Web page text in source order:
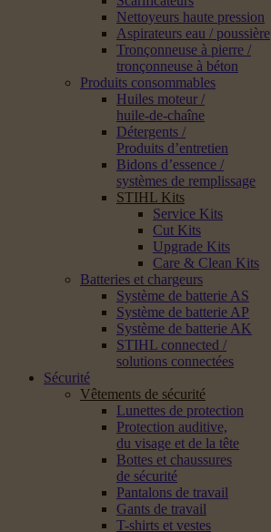
Nettoyeurs haute pression
Aspirateurs eau / poussière
Tronçonneuse à pierre /
tronçonneuse à béton
Produits consommables
Huiles moteur /
huile-de-chaîne
Détergents /
Produits d’entretien
Bidons d’essence /
systèmes de remplissage
STIHL Kits
Service Kits
Cut Kits
Upgrade Kits
Care & Clean Kits
Batteries et chargeurs
Système de batterie AS
Système de batterie AP
Système de batterie AK
STIHL connected /
solutions connectées
Sécurité
Vêtements de sécurité
Lunettes de protection
Protection auditive,
du visage et de la tête
Bottes et chaussures
de sécurité
Pantalons de travail
Gants de travail
T-shirts et vestes